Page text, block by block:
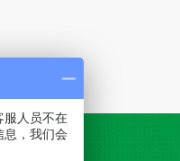
服人员不在
息，我们会